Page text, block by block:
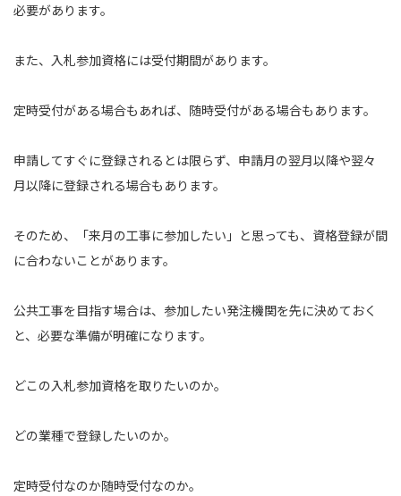
必要があります。
また、入札参加資格には受付期間があります。
定時受付がある場合もあれば、随時受付がある場合もあります。
申請してすぐに登録されるとは限らず、申請月の翌月以降や翌々
月以降に登録される場合もあります。
そのため、「来月の工事に参加したい」と思っても、資格登録が間
に合わないことがあります。
公共工事を目指す場合は、参加したい発注機関を先に決めておく
と、必要な準備が明確になります。
どこの入札参加資格を取りたいのか。
どの業種で登録したいのか。
定時受付なのか随時受付なのか。